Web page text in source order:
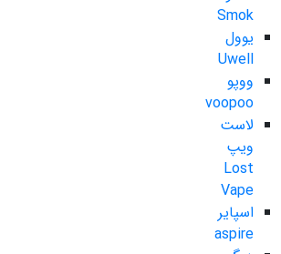
Smok
یوول
Uwell
ووپو
voopoo
لاست
ویپ
Lost
Vape
اسپایر
aspire